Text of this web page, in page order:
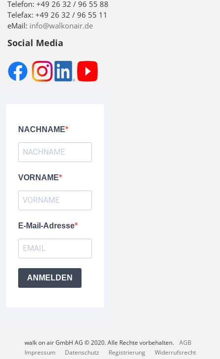
Telefon: +49 26 32 / 96 55 88
Telefax: +49 26 32 / 96 55 11
eMail: info@walkonair.de
Social Media
NACHNAME
VORNAME
E-Mail-Adresse
ANMELDEN
walk on air GmbH AG © 2020. Alle Rechte vorbehalten.
AGB
Impressum
Datenschutz Registrierung
Widerrufsrecht